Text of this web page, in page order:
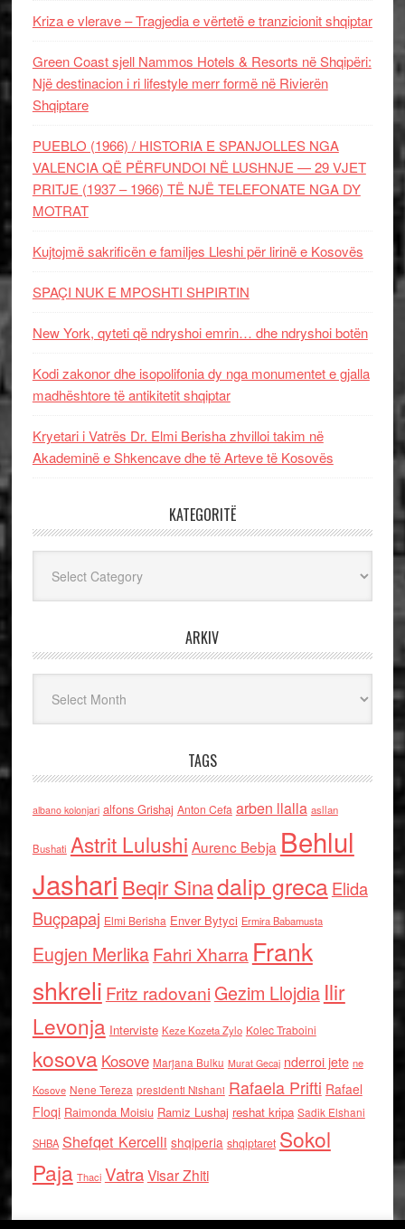
Kriza e vlerave – Tragjedia e vërtetë e tranzicionit shqiptar
Green Coast sjell Nammos Hotels & Resorts në Shqipëri:
Një destinacion i ri lifestyle merr formë në Rivierën
Shqiptare
PUEBLO (1966) / HISTORIA E SPANJOLLES NGA
VALENCIA QË PËRFUNDOI NË LUSHNJE — 29 VJET
PRITJE (1937 – 1966) TË NJË TELEFONATE NGA DY
MOTRAT
Kujtojmë sakrificën e familjes Lleshi për lirinë e Kosovës
SPAÇI NUK E MPOSHTI SHPIRTIN
New York, qyteti që ndryshoi emrin… dhe ndryshoi botën
Kodi zakonor dhe isopolifonia dy nga monumentet e gjalla
madhështore të antikitetit shqiptar
Kryetari i Vatrës Dr. Elmi Berisha zhvilloi takim në
Akademinë e Shkencave dhe të Arteve të Kosovës
KATEGORITË
ARKIV
TAGS
albano kolonjari alfons Grishaj Anton Cefa arben llalla asllan
Bushati Astrit Lulushi Aurenc Bebja Behlul
Jashari Beqir Sinadalip grecaElida
Buçpapaj Elmi Berisha Enver Bytyci Ermira Babamusta
Eugjen MerlikaFahri Xharra Frank
shkreli Fritz radovaniGezim Llojdia Ilir
Levonja Interviste Keze Kozeta Zylo Kolec Traboini
kosova Kosove Marjana Bulku Murat Gecaj nderroi jete ne
Kosove Nene Tereza presidenti Nishani Rafaela Prifti Rafael
Floqi Raimonda Moisiu Ramiz Lushaj reshat kripa Sadik Elshani
SHBA Shefqet Kercelli shqiperia shqiptaret Sokol
Paja Thaci VatraVisar Zhiti